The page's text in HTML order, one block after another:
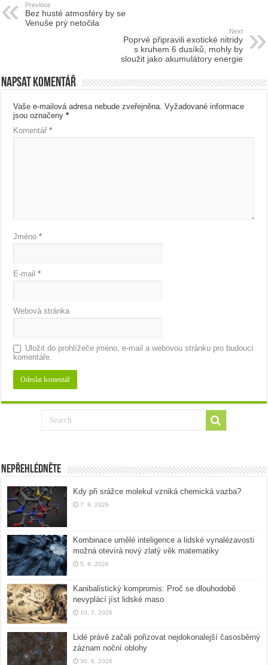
Previous
Bez husté atmosféry by se
Venuše prý netočila
Next
Poprvé připravili exotické nitridy
s kruhem 6 dusíků, mohly by
sloužit jako akumulátory energie
Napsat komentář
Vaše e-mailová adresa nebude zveřejněna. Vyžadované informace
jsou označeny*
Komentář*
Jméno*
E-mail*
Webová stránka
Uložit do prohlížeče jméno, e-mail a webovou stránku pro budoucí
komentáře.
Nepřehlédněte
Kdy při srážce molekul vzniká chemická vazba?
7. 8. 2026
Kombinace umělé inteligence a lidské vynalézavosti
možná otevírá nový zlatý věk matematiky
5. 8. 2026
Kanibalistický kompromis: Proč se dlouhodobě
nevyplácí jíst lidské maso
10. 7. 2026
Lidé právě začali pořizovat nejdokonalejší časosběrný
záznam noční oblohy
30. 6. 2026